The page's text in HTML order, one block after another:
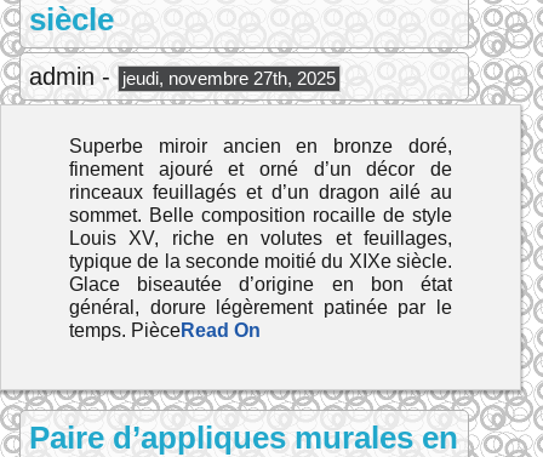
siècle
admin - jeudi, novembre 27th, 2025
Superbe miroir ancien en bronze doré,
finement ajouré et orné d’un décor de
rinceaux feuillagés et d’un dragon ailé au
sommet. Belle composition rocaille de style
Louis XV, riche en volutes et feuillages,
typique de la seconde moitié du XIXe siècle.
Glace biseautée d’origine en bon état
général, dorure légèrement patinée par le
temps. PièceRead On
Paire d’appliques murales en